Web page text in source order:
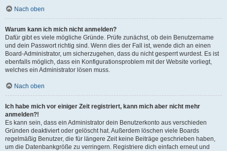
Nach oben
Warum kann ich mich nicht anmelden?
Dafür gibt es viele mögliche Gründe. Prüfe zunächst, ob dein Benutzername
und dein Passwort richtig sind. Wenn dies der Fall ist, wende dich an einen
Board-Administrator, um sicherzugehen, dass du nicht gesperrt wurdest. Es ist
ebenfalls möglich, dass ein Konfigurationsproblem mit der Website vorliegt,
welches ein Administrator lösen muss.
Nach oben
Ich habe mich vor einiger Zeit registriert, kann mich aber nicht mehr
anmelden?!
Es kann sein, dass ein Administrator dein Benutzerkonto aus verschieden
Gründen deaktiviert oder gelöscht hat. Außerdem löschen viele Boards
regelmäßig Benutzer, die für längere Zeit keine Beiträge geschrieben haben,
um die Datenbankgröße zu verringern. Registriere dich einfach erneut und